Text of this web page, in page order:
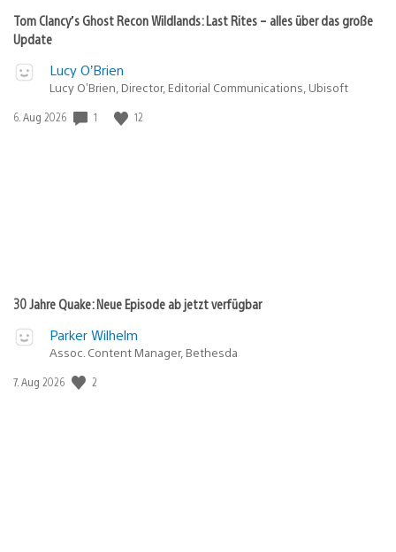
Tom Clancy’s Ghost Recon Wildlands: Last Rites – alles über das große
Update
Lucy O’Brien
Lucy O’Brien, Director, Editorial Communications, Ubisoft
Veröffentlichungsdatum:
6. Aug 2026 1 12
30 Jahre Quake: Neue Episode ab jetzt verfügbar
Parker Wilhelm
Assoc. Content Manager, Bethesda
Veröffentlichungsdatum:
7. Aug 2026 2